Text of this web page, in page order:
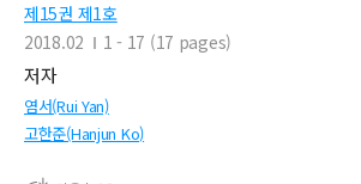
제15권 제1호
2018.02
1 - 17 (17 pages)
저자
염서(Rui Yan)
고한준(Hanjun Ko)